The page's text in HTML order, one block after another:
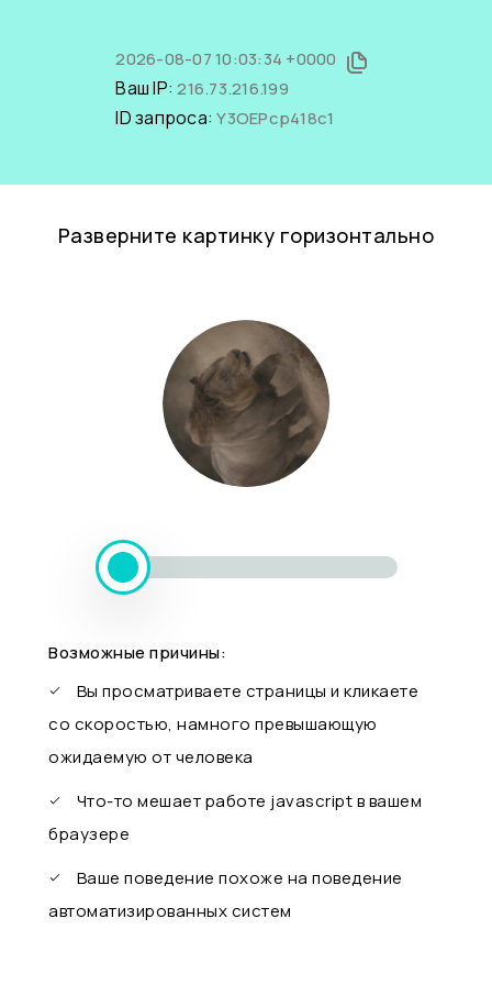
2026-08-07 10:03:34 +0000
Ваш IP:216.73.216.199
ID запроса:Y3OEPcp418c1
Разверните картинку горизонтально
Возможные причины:
Вы просматриваете страницы и кликаете
со скоростью, намного превышающую
ожидаемую от человека
Что-то мешает работе javascript в вашем
браузере
Ваше поведение похоже на поведение
автоматизированных систем